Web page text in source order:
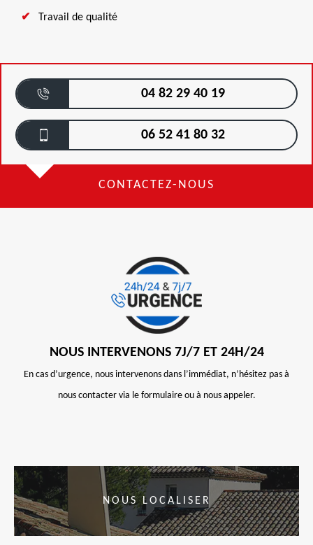
Travail de qualité
04 82 29 40 19
06 52 41 80 32
CONTACTEZ-NOUS
NOUS INTERVENONS 7J/7 ET 24H/24
En cas d’urgence, nous intervenons dans l’immédiat, n’hésitez pas à
nous contacter via le formulaire ou à nous appeler.
NOUS LOCALISER